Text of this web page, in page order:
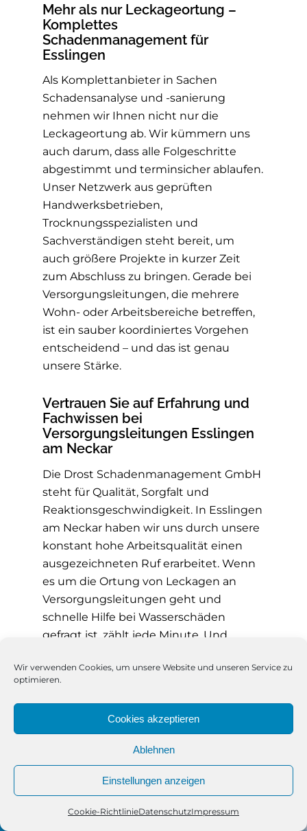
Wir verwenden Cookies, um unsere Website und unseren Service zu
optimieren.
Cookies akzeptieren
Ablehnen
Einstellungen anzeigen
Cookie-RichtlinieDatenschutzImpressum
Mehr als nur Leckageortung –
Komplettes
Schadenmanagement für
Esslingen
Als Komplettanbieter in Sachen
Schadensanalyse und -sanierung
nehmen wir Ihnen nicht nur die
Leckageortung ab. Wir kümmern uns
auch darum, dass alle Folgeschritte
abgestimmt und terminsicher ablaufen.
Unser Netzwerk aus geprüften
Handwerksbetrieben,
Trocknungsspezialisten und
Sachverständigen steht bereit, um
auch größere Projekte in kurzer Zeit
zum Abschluss zu bringen. Gerade bei
Versorgungsleitungen, die mehrere
Wohn- oder Arbeitsbereiche betreffen,
ist ein sauber koordiniertes Vorgehen
entscheidend – und das ist genau
unsere Stärke.
Vertrauen Sie auf Erfahrung und
Fachwissen bei
Versorgungsleitungen Esslingen
am Neckar
Die Drost Schadenmanagement GmbH
steht für Qualität, Sorgfalt und
Reaktionsgeschwindigkeit. In Esslingen
am Neckar haben wir uns durch unsere
konstant hohe Arbeitsqualität einen
ausgezeichneten Ruf erarbeitet. Wenn
es um die Ortung von Leckagen an
Versorgungsleitungen geht und
schnelle Hilfe bei Wasserschäden
gefragt ist, zählt jede Minute. Und
Unterstützung – von Anfang an bis zur
Vertrauen Sie bei Versorgungsleitungen
Esslingen am Neckar auf ein Team, das
Telefon Kontakt WhatsApp